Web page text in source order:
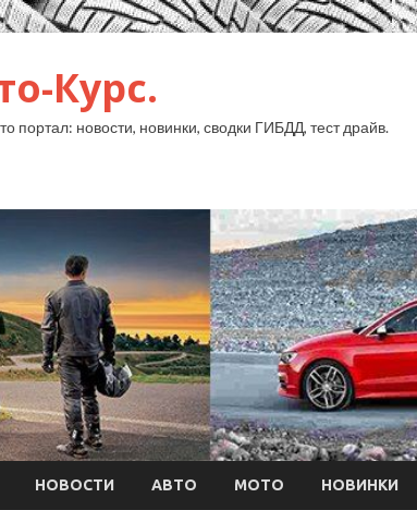
Курс.
портал: новости, новинки, сводки ГИБДД, тест драйв.
НОВОСТИ АВТО МОТО НОВИНКИ